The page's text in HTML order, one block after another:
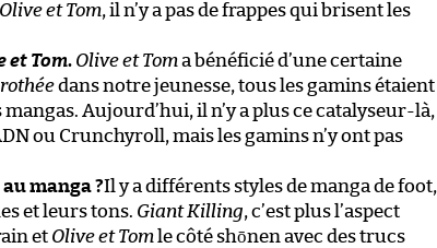
Olive et Tom, il n’y a pas de frappes qui brisent les
et Tom. Olive et Toma bénéficié d’une certaine
dans notre jeunesse, tous les gamins étaient
Aujourd’hui, il n’y a plus ce catalyseur-là,
ou Crunchyroll, mais les gamins n’y ont pas
manga ?Il y a différents styles de manga de foot,
et leurs tons. Giant Killing, c’est plus l’aspect
et Olive et Tom le côté shōnen avec des trucs